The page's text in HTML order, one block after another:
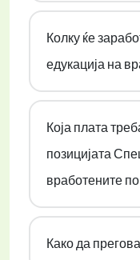
Колку ќе
едукација на
Која плата
позицијата
вработените
Како да